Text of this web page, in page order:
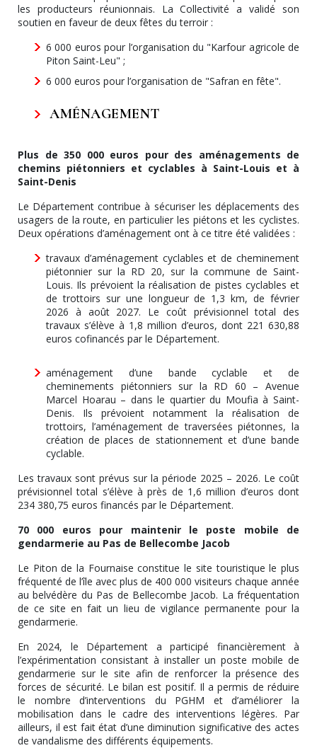
les producteurs réunionnais. La Collectivité a validé son
soutien en faveur de deux fêtes du terroir :
6 000 euros pour l’organisation du "Karfour agricole de
Piton Saint-Leu" ;
6 000 euros pour l’organisation de "Safran en fête".
AMÉNAGEMENT
Plus de 350 000 euros pour des aménagements de
chemins piétonniers et cyclables à Saint-Louis et à
Saint-Denis
Le Département contribue à sécuriser les déplacements des
usagers de la route, en particulier les piétons et les cyclistes.
Deux opérations d’aménagement ont à ce titre été validées :
travaux d’aménagement cyclables et de cheminement
piétonnier sur la RD 20, sur la commune de Saint-
Louis. Ils prévoient la réalisation de pistes cyclables et
de trottoirs sur une longueur de 1,3 km, de février
2026 à août 2027. Le coût prévisionnel total des
travaux s’élève à 1,8 million d’euros, dont 221 630,88
euros cofinancés par le Département.
aménagement d’une bande cyclable et de
cheminements piétonniers sur la RD 60 – Avenue
Marcel Hoarau – dans le quartier du Moufia à Saint-
Denis. Ils prévoient notamment la réalisation de
trottoirs, l’aménagement de traversées piétonnes, la
création de places de stationnement et d’une bande
cyclable.
Les travaux sont prévus sur la période 2025 – 2026. Le coût
prévisionnel total s’élève à près de 1,6 million d’euros dont
234 380,75 euros financés par le Département.
70 000 euros pour maintenir le poste mobile de
gendarmerie au Pas de Bellecombe Jacob
Le Piton de la Fournaise constitue le site touristique le plus
fréquenté de l’île avec plus de 400 000 visiteurs chaque année
au belvédère du Pas de Bellecombe Jacob. La fréquentation
de ce site en fait un lieu de vigilance permanente pour la
gendarmerie.
En 2024, le Département a participé financièrement à
l’expérimentation consistant à installer un poste mobile de
gendarmerie sur le site afin de renforcer la présence des
forces de sécurité. Le bilan est positif. Il a permis de réduire
le nombre d’interventions du PGHM et d’améliorer la
mobilisation dans le cadre des interventions légères. Par
ailleurs, il est fait état d’une diminution significative des actes
de vandalisme des différents équipements.